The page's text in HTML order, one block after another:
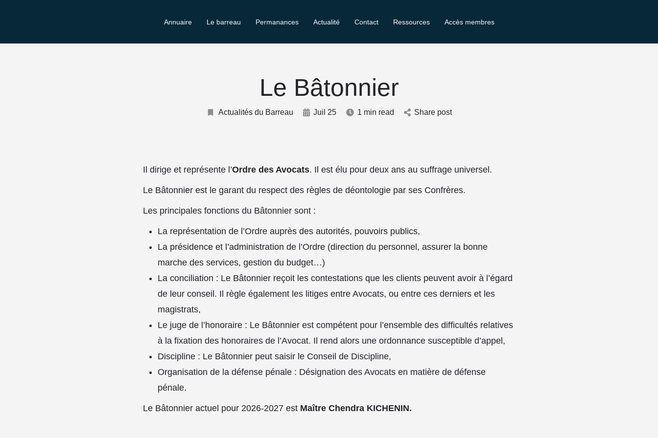
Annuaire Le barreau Permanances Actualité Contact Ressources Accès membres
Le Bâtonnier
Actualités du Barreau Juil 25 1 min read Share post
Il dirige et représente l’Ordre des Avocats. Il est élu pour deux ans au suffrage universel.
Le Bâtonnier est le garant du respect des règles de déontologie par ses Confrères.
Les principales fonctions du Bâtonnier sont :
La représentation de l’Ordre auprès des autorités, pouvoirs publics,
La présidence et l’administration de l’Ordre (direction du personnel, assurer la bonne
marche des services, gestion du budget…)
La conciliation : Le Bâtonnier reçoit les contestations que les clients peuvent avoir à l’égard
de leur conseil. Il règle également les litiges entre Avocats, ou entre ces derniers et les
magistrats,
Le juge de l’honoraire : Le Bâtonnier est compétent pour l’ensemble des difficultés relatives
à la fixation des honoraires de l’Avocat. Il rend alors une ordonnance susceptible d’appel,
Discipline : Le Bâtonnier peut saisir le Conseil de Discipline,
Organisation de la défense pénale : Désignation des Avocats en matière de défense
pénale.
Le Bâtonnier actuel pour 2026-2027 est Maître Chendra KICHENIN.